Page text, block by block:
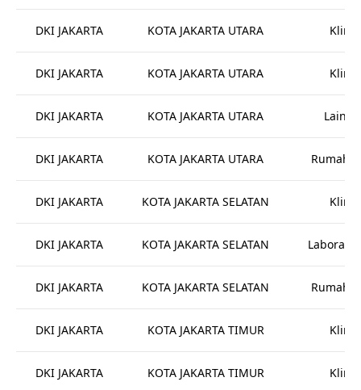
DKI JAKARTA KOTA JAKARTA UTARA Klinik
DKI JAKARTA KOTA JAKARTA UTARA Klinik
DKI JAKARTA KOTA JAKARTA UTARA
DKI JAKARTA KOTA JAKARTA UTARA Rumah
DKI JAKARTA KOTA JAKARTA SELATAN Klinik
DKI JAKARTA KOTA JAKARTA SELATAN
DKI JAKARTA KOTA JAKARTA SELATAN Rumah
DKI JAKARTA KOTA JAKARTA TIMUR Klinik
DKI JAKARTA KOTA JAKARTA TIMUR Klinik